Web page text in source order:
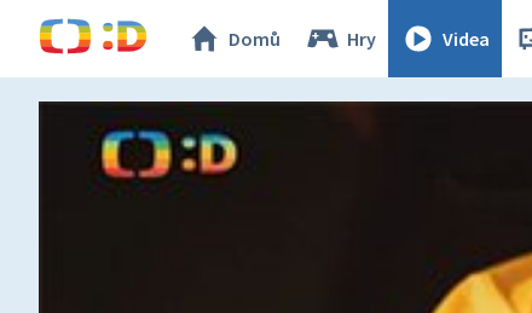
Domů Hry Videa